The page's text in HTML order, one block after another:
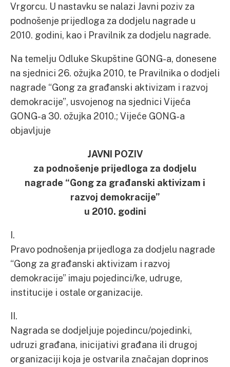
Vrgorcu. U nastavku se nalazi Javni poziv za
podnošenje prijedloga za dodjelu nagrade u
2010. godini, kao i Pravilnik za dodjelu nagrade.
Na temelju Odluke Skupštine GONG-a, donesene
na sjednici 26. ožujka 2010, te Pravilnika o dodjeli
nagrade “Gong za građanski aktivizam i razvoj
demokracije”, usvojenog na sjednici Vijeća
GONG-a 30. ožujka 2010.; Vijeće GONG-a
objavljuje
JAVNI POZIV
za podnošenje prijedloga za dodjelu
nagrade “Gong za građanski aktivizam i
razvoj demokracije”
u 2010. godini
I.
Pravo podnošenja prijedloga za dodjelu nagrade
“Gong za građanski aktivizam i razvoj
demokracije” imaju pojedinci/ke, udruge,
institucije i ostale organizacije.
II.
Nagrada se dodjeljuje pojedincu/pojedinki,
udruzi građana, inicijativi građana ili drugoj
organizaciji koja je ostvarila značajan doprinos